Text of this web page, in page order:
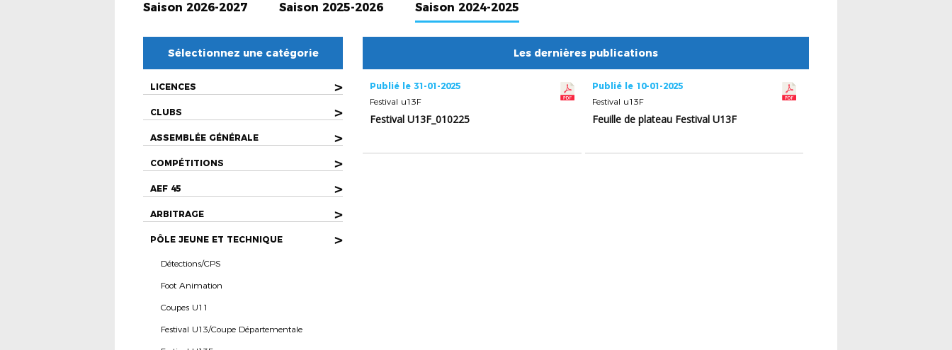
Saison 2026-2027 Saison 2025-2026 Saison 2024-2025
Sélectionnez une catégorie
LICENCES >
CLUBS >
ASSEMBLÉE GÉNÉRALE >
COMPÉTITIONS >
AEF 45 >
ARBITRAGE >
PÔLE JEUNE ET TECHNIQUE >
Détections/CPS
Foot Animation
Coupes U11
Festival U13/Coupe Départementale
Les dernières publications
Publié le 31-01-2025
Festival u13F
Festival U13F_010225
Publié le 10-01-2025
Festival u13F
Feuille de plateau Festival U13F